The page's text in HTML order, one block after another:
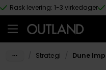
Hopp til hovedinnhold
Rask levering: 1-3 virkedager
Strategi Dune